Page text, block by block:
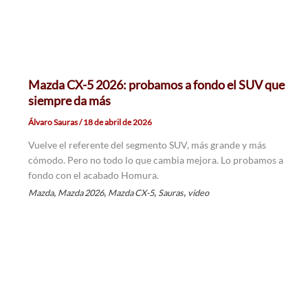
Mazda CX-5 2026: probamos a fondo el SUV que
siempre da más
Álvaro Sauras/18 de abril de 2026
Vuelve el referente del segmento SUV, más grande y más
cómodo. Pero no todo lo que cambia mejora. Lo probamos a
fondo con el acabado Homura.
Mazda, Mazda 2026, Mazda CX-5, Sauras, video